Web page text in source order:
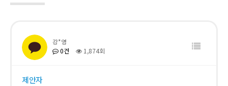
강*영
0건
1,874회
제안자